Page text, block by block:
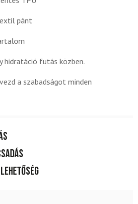
pánt
hidratáció futás közben.
a szabadságot minden